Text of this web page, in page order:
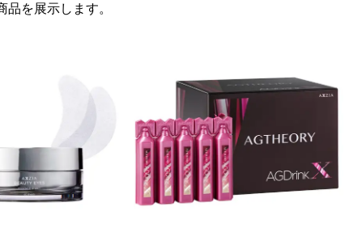
を展示します。